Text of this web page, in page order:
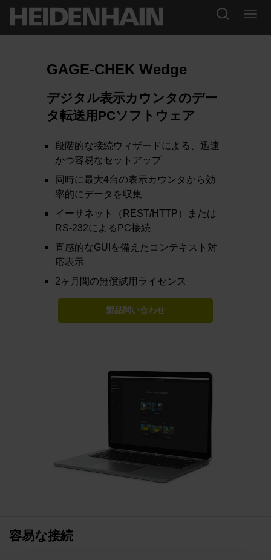
GAGE-CHEK Wedge
デジタル表示カウンタのデー
タ転送用PCソフトウェア
段階的な接続ウィザードによる、迅速
かつ容易なセットアップ
同時に最大4台の表示カウンタから効
率的にデータを収集
イーサネット（REST/HTTP）または
RS-232によるPC接続
直感的なGUIを備えたコンテキスト対
応表示
2ヶ月間の無償試用ライセンス
製品問い合わせ
容易な接続